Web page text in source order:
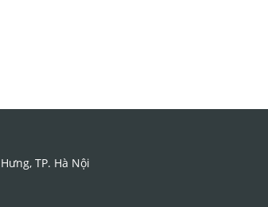
TP. Hà Nội